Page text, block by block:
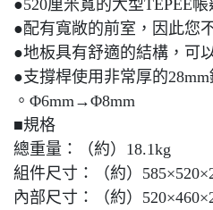
●520厘米寬的大型TEPEE帳
●配有寬敞的前室，因此您
●地板具有舒適的結構，可
●支撐桿使用非常厚的
。Φ6mm→Φ8mm
■規格
總重量：（約）18.1kg
組件尺寸：（約）
內部尺寸：（約）